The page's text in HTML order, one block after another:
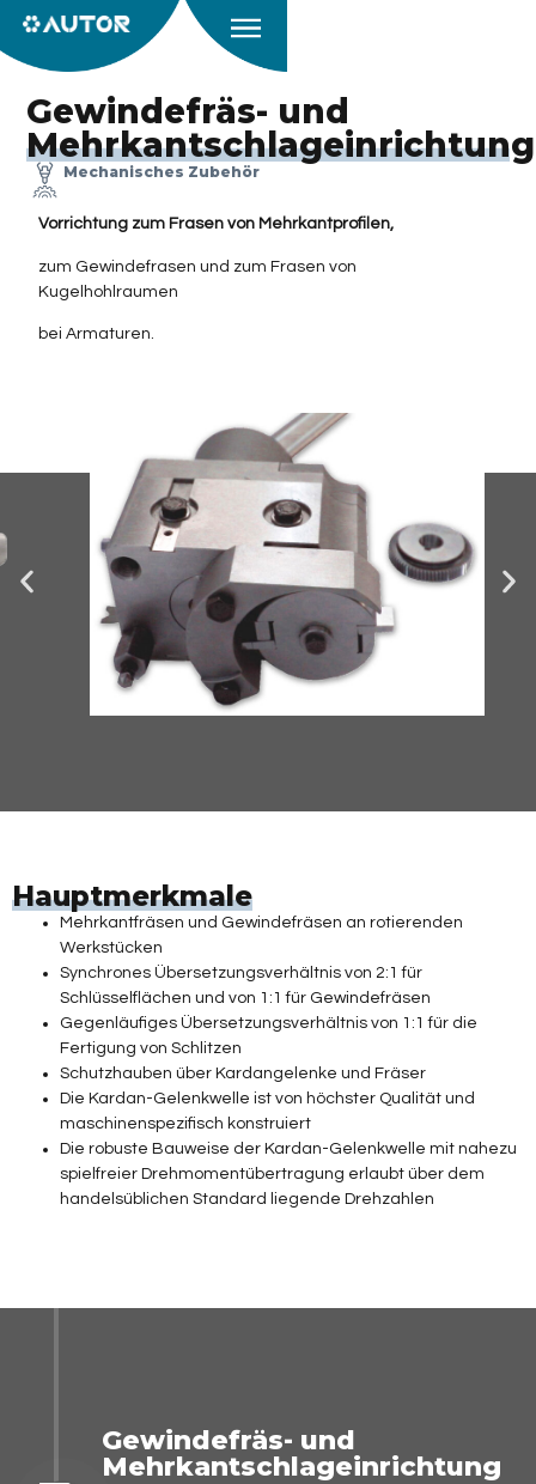
Gewindefräs- und
Mehrkantschlageinrichtung
Mechanisches Zubehör
Vorrichtung zum Frasen von Mehrkantprofilen,
zum Gewindefrasen und zum Frasen von
Kugelhohlraumen
bei Armaturen.
Hauptmerkmale
Mehrkantfräsen und Gewindefräsen an rotierenden
Werkstücken
Synchrones Übersetzungsverhältnis von 2:1 für
Schlüsselflächen und von 1:1 für Gewindefräsen
Gegenläufiges Übersetzungsverhältnis von 1:1 für die
Fertigung von Schlitzen
Schutzhauben über Kardangelenke und Fräser
Die Kardan-Gelenkwelle ist von höchster Qualität und
maschinenspezifisch konstruiert
Die robuste Bauweise der Kardan-Gelenkwelle mit nahezu
spielfreier Drehmomentübertragung erlaubt über dem
handelsüblichen Standard liegende Drehzahlen
Gewindefräs- und
Mehrkantschlageinrichtung